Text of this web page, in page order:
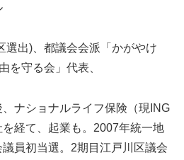
選出)、都議会会派「かがやけ
を守る会」代表、
ナショナルライフ保険（現ING
経て、起業も。2007年統一地
員初当選。2期目江戸川区議会